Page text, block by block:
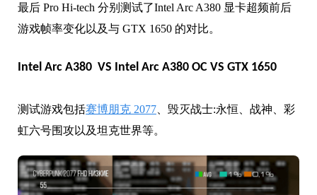
最后 Pro Hi-tech 分别测试了Intel Arc A380 显卡超频前后
游戏帧率变化以及与 GTX 1650 的对比。
Intel Arc A380 VS Intel Arc A380 OC VS GTX 1650
测试游戏包括赛博朋克 2077 、毁灭战士:永恒、战神、彩
虹六号围攻以及坦克世界等。